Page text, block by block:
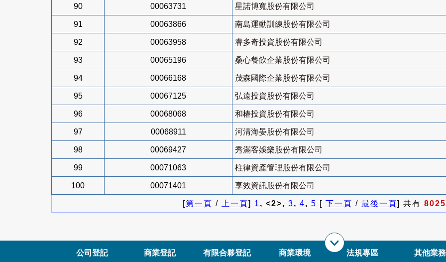
90 00063731 星諾博寬股份有限公司
91 00063866 南島運動訓練股份有限公司
92 00063958 睿多奇投資股份有限公司
93 00065196 桑心餐飲企業股份有限公司
94 00066168 茂森國際企業股份有限公司
95 00067125 弘遠投資股份有限公司
96 00068068 和椿投資股份有限公司
97 00068911 河清海晏股份有限公司
98 00069427 秀滿客娛樂股份有限公司
99 00071063 柱律資產管理股份有限公司
100 00071401 享效資訊股份有限公司
[第一頁 / 上一頁] 1, <2>, 3, 4, 5 [ 下一頁 / 最後一頁] 共有 8025
公司登記 商業登記 有限合夥登記 商業環境 法規專區 其他業務